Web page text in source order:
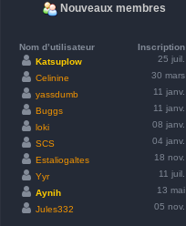
Nouveaux membres
Nom d’utilisateur
Inscription
Katsuplow
25 juil.
Celinine
30 mars
yassdumb
11 janv.
Buggs
11 janv.
loki
08 janv.
SCS
04 janv.
Estaliogaltes
18 nov.
Yyr
11 juil.
Aynih
13 mai
Jules332
05 nov.